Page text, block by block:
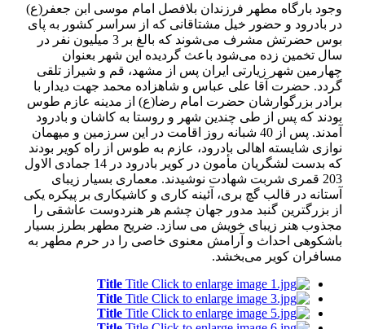
وجود بارگاه مطهر فرزندان بلافصل امام موسی ابن جعفر(ع)
در بادرود و حضور خیل مشتاقانی كه از سراسر كشور به پای
بوس حضرتش مشرف می‌شوند كه بالغ بر 3 میلیون نفر در
سال تخمین زده می‌شود باعث گردیده این شهر بعنوان
چهارمین شهر زیارتی ایران پس از مشهد، قم و شیراز تلقی
گردد. حضرت آقا علی عباس و شاهزاده محمد جهت دیدار با
برادر بزرگوارشان حضرت امام رضا(ع) از مدینه عازم طوس
بودند كه پس از طی چندین شهر و روستا به كاشان و بادرود
آمدند. پس از 40 شبانه روز اقامت در این سرزمین و میهمان
نوازی شایسته اهالی بادرود، عازم به طوس از راه كویر بودند
كه بدست لشگریان مأمون در كویر بادرود در 14 جمادی الاول
203 قمری شربت شهادت نوشیدند. معماری بسیار زیبای
آستانه در قالب گچ بری، آئینه كاری و كاشیكاری بر پیكره یكی
از بزرگترین گنبد مدور جهان چشم هر هنردوست عاشقی را
مجذوب هنر زیبای خویش می سازد. ضریح مطهر بطرز بسیار
باشكوهی احداث و آرامش معنوی خاصی را در حرم مطهر به
مسافران كویر می‌بخشد.
Title Title
Title Title
Title Title